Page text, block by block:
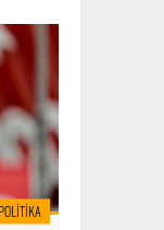
POLITIKA